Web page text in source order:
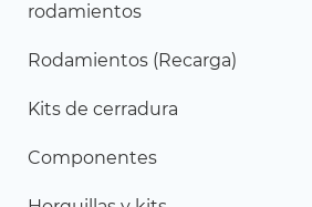
rodamientos
Rodamientos (Recarga)
Kits de cerradura
Componentes